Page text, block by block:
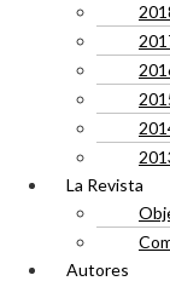
La Revista
Autores